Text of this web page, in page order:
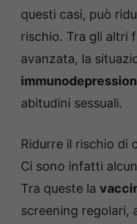
questi casi, può
rischio. Tra gli altri
avanzata, la
abitudini sessuali.
Ridurre il rischio di
Ci sono infatti
Tra queste la
screening regolari,